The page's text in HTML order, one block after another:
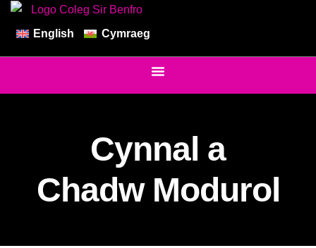
English Cymraeg
Cynnal a
Chadw Modurol